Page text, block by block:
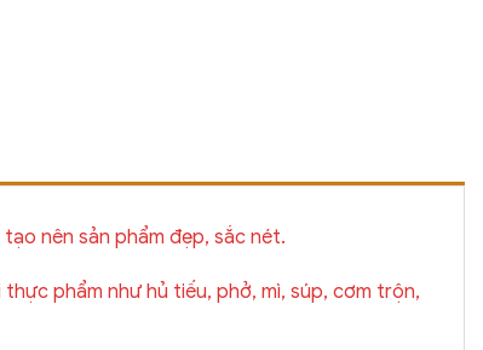
nên sản phẩm đẹp, sắc nét.
phẩm như hủ tiếu, phở, mì, súp, cơm trộn,